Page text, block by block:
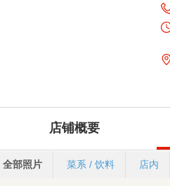
店铺概要
全部照片 菜系 / 饮料 店内